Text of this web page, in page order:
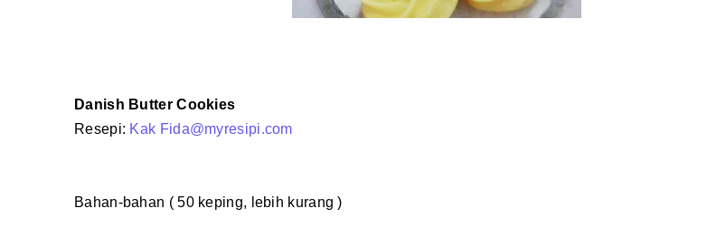
Danish Butter Cookies
Resepi: Kak Fida@myresipi.com
Bahan-bahan ( 50 keping, lebih kurang )